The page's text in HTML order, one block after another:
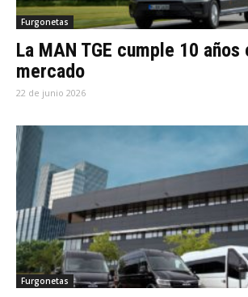
Furgonetas
La MAN TGE cumple 10 años
mercado
22 de junio 2026
Furgonetas